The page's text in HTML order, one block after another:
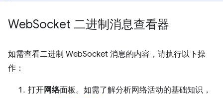
WebSocket 二进制消息查看器
如需查看二进制 WebSocket 消息的内容，请执行以下操
作：
打开网络面板。如需了解分析网络活动的基础知识，